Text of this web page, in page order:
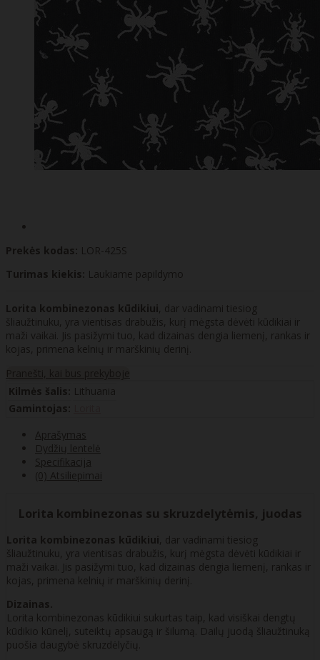
Prekės kodas: LOR-425S
Turimas kiekis: Laukiame papildymo
Lorita kombinezonas kūdikiui, dar vadinami tiesiog
šliaužtinuku, yra vientisas drabužis, kurį mėgsta dėvėti kūdikiai ir
maži vaikai. Jis pasižymi tuo, kad dizainas dengia liemenį, rankas ir
kojas, primena kelnių ir marškinių derinį.
Pranešti, kai bus prekyboje
Kilmės šalis: Lithuania
Gamintojas:
Aprašymas
Dydžių lentelė
Specifikacija
(0) Atsiliepimai
Lorita kombinezonas su skruzdelytėmis, juodas
Lorita kombinezonas kūdikiui, dar vadinami tiesiog
šliaužtinuku, yra vientisas drabužis, kurį mėgsta dėvėti kūdikiai ir
maži vaikai. Jis pasižymi tuo, kad dizainas dengia liemenį, rankas ir
kojas, primena kelnių ir marškinių derinį.
Dizainas.
Lorita kombinezonas kūdikiui sukurtas taip, kad visiškai dengtų
kūdikio kūnelį, suteiktų apsaugą ir šilumą. Dailų juodą šliaužtinuką
puošia daugybė skruzdėlyčių.